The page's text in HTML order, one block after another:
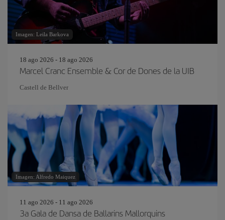
Imagen: Leila Barkova
18 ago 2026 - 18 ago 2026
Marcel Cranc Ensemble & Cor de Dones de la UIB
Castell de Bellver
Imagen: Alfredo Maiquez
11 ago 2026 - 11 ago 2026
3a Gala de Dansa de Ballarins Mallorquins